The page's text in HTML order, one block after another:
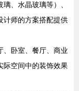
、水晶玻璃等）、
计师的方案搭配提供
、卧室、餐厅、商业
际空间中的装饰效果